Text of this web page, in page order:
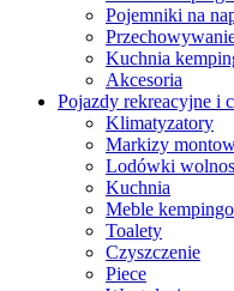
Pojemniki na
Kuchnia
Akcesoria
Pojazdy rekreacyjne i
Klimatyzatory
Markizy
Lodówki
Kuchnia
Meble
Toalety
Czyszczenie
Piece